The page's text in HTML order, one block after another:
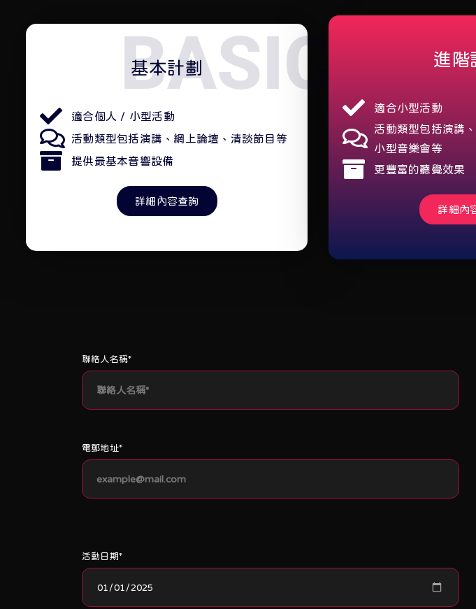
基本計劃
BASIC
適合個人 / 小型活動
活動類型包括演講、網上論壇、清談節目等
提供最基本音響設備
詳細內容查詢
進階
適合小型活動
活動類型包括演講
小型音樂會等
更豐富的聽覺效果
詳細內
聯絡人名稱*
電郵地址*
活動日期*